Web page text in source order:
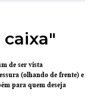
de ser vista
(olhando de frente) e
para quem deseja